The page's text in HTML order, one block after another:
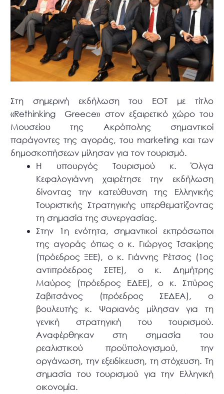
Στη σημερινή εκδήλωση του ΕΟΤ με τίτλο
«Rethinking Greece» στον εξαιρετικό χώρο του
Μουσείου της Ακρόπολης σημαντικοί
παράγοντες της αγοράς, του marketing και των
δημοσκοπήσεων μίλησαν για τον τουρισμό.
Η υπουργός Τουρισμού κ. Όλγα
Κεφαλογιάννη χαιρέτησε την εκδήλωση
δίνοντας την κατεύθυνση της Ελληνικής
Τουριστικής Στρατηγικής υπερθεματίζοντας
τη σημασία της συνεργασίας.
Στην 1η ενότητα, σημαντικοί εκπρόσωποι
της αγοράς όπως ο κ. Γιώργος Τσακίρης
(πρόεδρος ΞΕΕ), ο κ. Γιάννης Ρέτσος (1ος
αντιπρόεδρος ΣΕΤΕ), ο κ. Δημήτρης
Μαύρος (πρόεδρος ΕΔΕΕ), ο κ. Σπύρος
Ζαβιτσάνος (πρόεδρος ΣΕΔΕΑ), ο
βουλευτής κ. Ψαριανός μίλησαν για τη
γενική στρατηγική του τουρισμού.
Αναφέρθηκαν στη σημασία του
ρεαλιστικού προϋπολογισμού, την
οργάνωση, την εξειδίκευση, τη στόχευση. Τη
σημασία του τουρισμού για την Ελληνική
οικονομία.